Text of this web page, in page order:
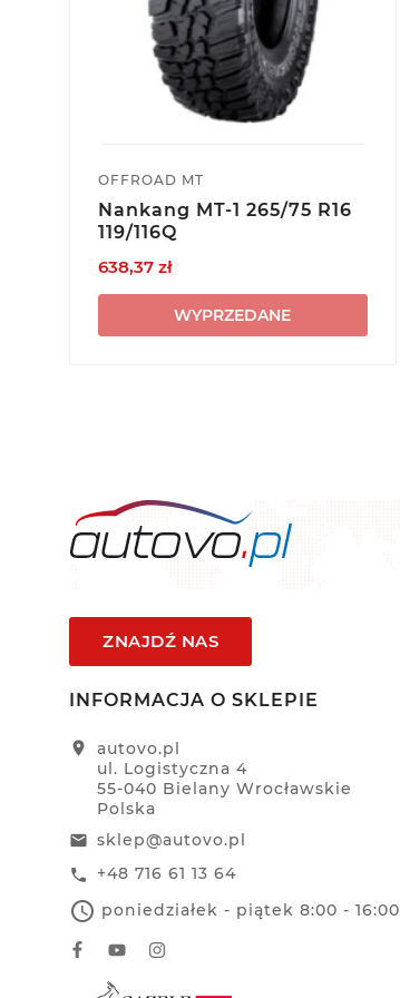
OFFROAD MT
Nankang MT-1 265/75 R16
119/116Q
638,37 zł
WYPRZEDANE
ZNAJDŹ NAS
INFORMACJA O SKLEPIE
location_on
autovo.pl
ul. Logistyczna 4
55-040 Bielany Wrocławskie
Polska
email sklep@autovo.pl
call +48 716 61 13 64
access_time poniedziałek - piątek 8:00 - 16:00